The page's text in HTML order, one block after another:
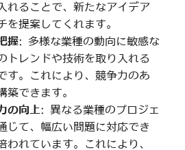
れることで、新たなアイデア
を提案してくれます。
握: 多様な業種の動向に敏感な
トレンドや技術を取り入れる
す。これにより、競争力のあ
築できます。
の向上: 異なる業種のプロジェ
じて、幅広い問題に対応でき
われています。これにより、